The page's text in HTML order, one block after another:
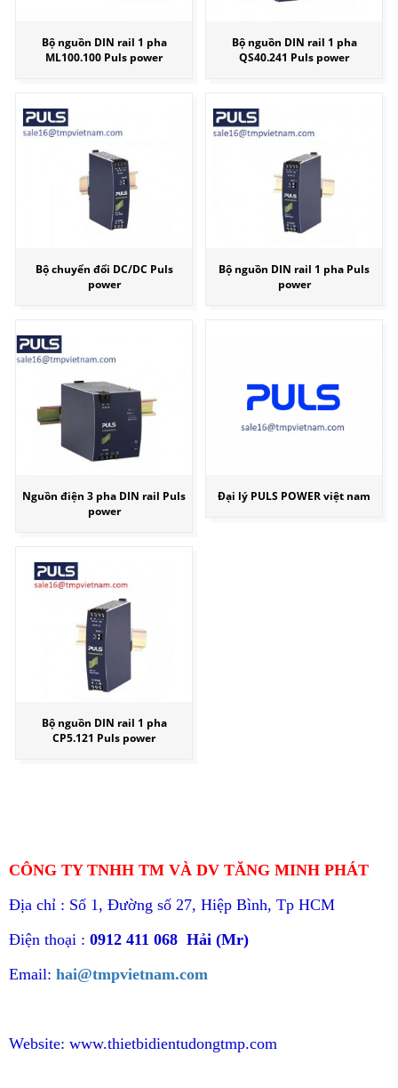
Bộ nguồn DIN rail 1 pha
ML100.100 Puls power
Bộ nguồn DIN rail 1 pha
QS40.241 Puls power
Bộ chuyển đổi DC/DC Puls
power
Bộ nguồn DIN rail 1 pha Puls
power
Nguồn điện 3 pha DIN rail Puls
power
Đại lý PULS POWER việt nam
Bộ nguồn DIN rail 1 pha
CP5.121 Puls power
CÔNG TY TNHH TM VÀ DV TĂNG MINH PHÁT
Địa chỉ : Số 1, Đường số 27, Hiệp Bình, Tp HCM
Điện thoại : 0912 411 068 Hải (Mr)
Email: hai@tmpvietnam.com
Website: www.thietbidientudongtmp.com